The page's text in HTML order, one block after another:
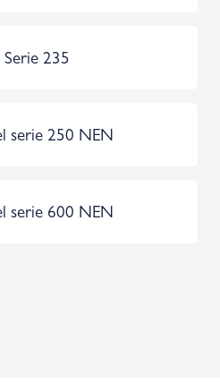
235
serie 250 NEN
serie 600 NEN